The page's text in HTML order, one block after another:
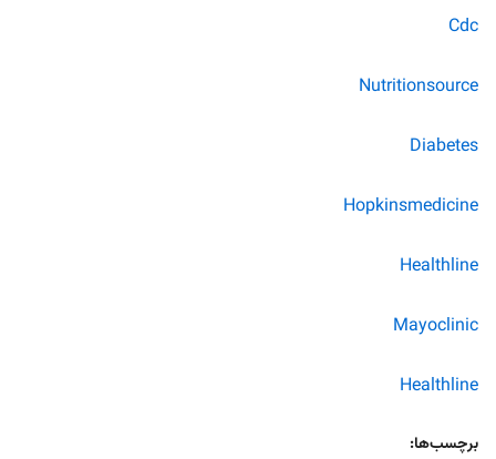
Cdc
Nutritionsource
Diabetes
Hopkinsmedicine
Healthline
Mayoclinic
Healthline
برچسب‌ها: